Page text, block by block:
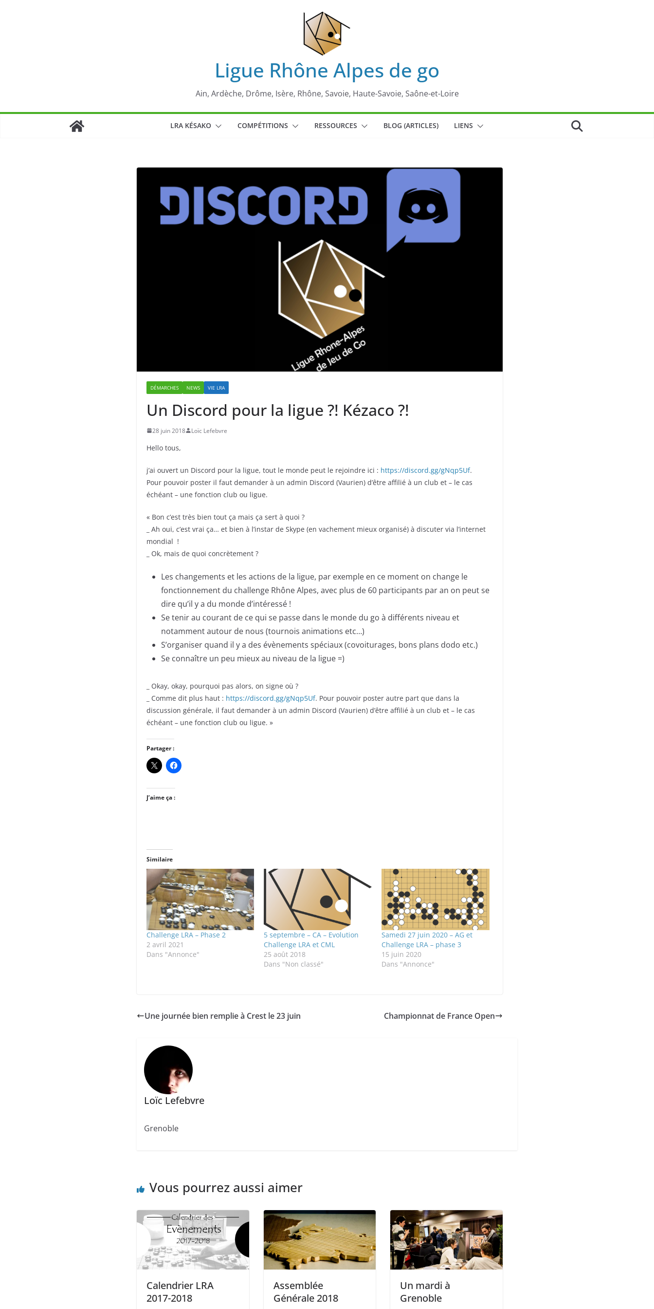
Ligue Rhône Alpes de go
Ain, Ardèche, Drôme, Isère, Rhône, Savoie, Haute-Savoie, Saône-et-Loire
LRA KÉSAKO COMPÉTITIONS RESSOURCES BLOG (ARTICLES) LIENS
DÉMARCHES NEWS VIE LRA
Un Discord pour la ligue ?! Kézaco ?!
28 juin 2018 Loïc Lefebvre
Hello tous,
j’ai ouvert un Discord pour la ligue, tout le monde peut le rejoindre ici : https://discord.gg/gNqp5Uf.
Pour pouvoir poster il faut demander à un admin Discord (Vaurien) d’être affilié à un club et – le cas
échéant – une fonction club ou ligue.
« Bon c’est très bien tout ça mais ça sert à quoi ?
_ Ah oui, c’est vrai ça… et bien à l’instar de Skype (en vachement mieux organisé) à discuter via l’internet
mondial !
_ Ok, mais de quoi concrètement ?
Les changements et les actions de la ligue, par exemple en ce moment on change le
fonctionnement du challenge Rhône Alpes, avec plus de 60 participants par an on peut se
dire qu’il y a du monde d’intéressé !
Se tenir au courant de ce qui se passe dans le monde du go à différents niveau et
notamment autour de nous (tournois animations etc…)
S’organiser quand il y a des évènements spéciaux (covoiturages, bons plans dodo etc.)
Se connaître un peu mieux au niveau de la ligue =)
_ Okay, okay, pourquoi pas alors, on signe où ?
_ Comme dit plus haut : https://discord.gg/gNqp5Uf. Pour pouvoir poster autre part que dans la
discussion générale, il faut demander à un admin Discord (Vaurien) d’être affilié à un club et – le cas
échéant – une fonction club ou ligue. »
Partager :
J’aime ça :
Similaire
Challenge LRA – Phase 2
2 avril 2021
Dans "Annonce"
5 septembre – CA – Evolution
Challenge LRA et CML
25 août 2018
Dans "Non classé"
Samedi 27 juin 2020 – AG et
Challenge LRA – phase 3
15 juin 2020
Dans "Annonce"
Une journée bien remplie à Crest le 23 juin Championnat de France Open
Loïc Lefebvre
Grenoble
Vous pourrez aussi aimer
Calendrier LRA
2017-2018
Assemblée
Générale 2018
Un mardi à
Grenoble